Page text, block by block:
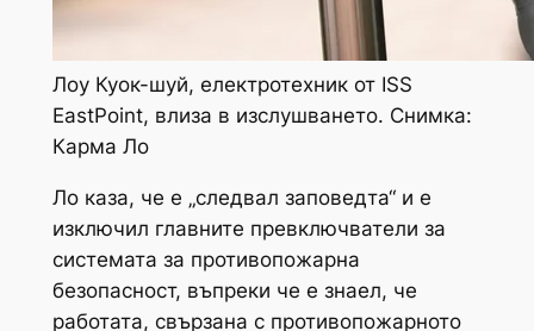
Лоу Куок-шуй, електротехник от ISS
EastPoint, влиза в изслушването. Снимка:
Карма Ло
Ло каза, че е „следвал заповедта“ и е
изключил главните превключватели за
системата за противопожарна
безопасност, въпреки че е знаел, че
работата, свързана с противопожарното